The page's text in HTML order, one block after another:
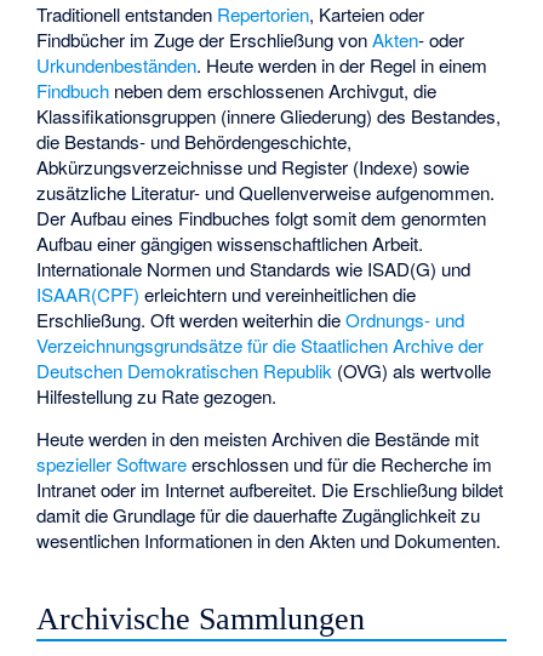
Traditionell entstanden Repertorien, Karteien oder
Findbücher im Zuge der Erschließung vonAkten- oder
Urkundenbeständen. Heute werden in der Regel in einem
Findbuch neben dem erschlossenen Archivgut, die
Klassifikationsgruppen (innere Gliederung) des Bestandes,
die Bestands- und Behördengeschichte,
Abkürzungsverzeichnisse und Register (Indexe) sowie
zusätzliche Literatur- und Quellenverweise aufgenommen.
Der Aufbau eines Findbuches folgt somit dem genormten
Aufbau einer gängigen wissenschaftlichen Arbeit.
Internationale Normen und Standards wie ISAD(G) und
ISAAR(CPF) erleichtern und vereinheitlichen die
Erschließung. Oft werden weiterhin dieOrdnungs- und
Verzeichnungsgrundsätze für die Staatlichen Archive der
Deutschen Demokratischen Republik (OVG) als wertvolle
Hilfestellung zu Rate gezogen.
Heute werden in den meisten Archiven die Bestände mit
spezieller Softwareerschlossen und für die Recherche im
Intranet oder im Internet aufbereitet. Die Erschließung bildet
damit die Grundlage für die dauerhafte Zugänglichkeit zu
wesentlichen Informationen in den Akten und Dokumenten.
Archivische Sammlungen